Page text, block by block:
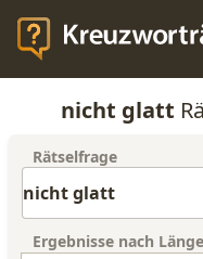
nicht glatt
Rätselfrage
Ergebnisse nach